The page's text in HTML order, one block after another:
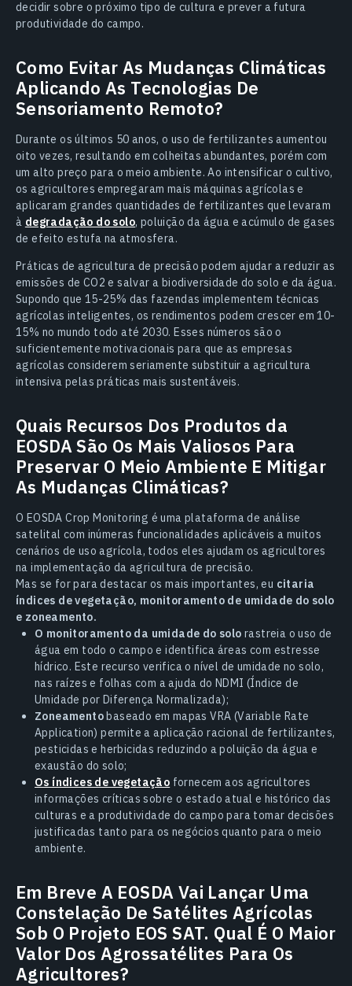
decidir sobre o próximo tipo de cultura e prever a futura
produtividade do campo.
Como Evitar As Mudanças Climáticas
Aplicando As Tecnologias De
Sensoriamento Remoto?
Durante os últimos 50 anos, o uso de fertilizantes aumentou
oito vezes, resultando em colheitas abundantes, porém com
um alto preço para o meio ambiente. Ao intensificar o cultivo,
os agricultores empregaram mais máquinas agrícolas e
aplicaram grandes quantidades de fertilizantes que levaram
à degradação do solo, poluição da água e acúmulo de gases
de efeito estufa na atmosfera.
Práticas de agricultura de precisão podem ajudar a reduzir as
emissões de CO2 e salvar a biodiversidade do solo e da água.
Supondo que 15-25% das fazendas implementem técnicas
agrícolas inteligentes, os rendimentos podem crescer em 10-
15% no mundo todo até 2030. Esses números são o
suficientemente motivacionais para que as empresas
agrícolas considerem seriamente substituir a agricultura
intensiva pelas práticas mais sustentáveis.
Quais Recursos Dos Produtos da
EOSDA São Os Mais Valiosos Para
Preservar O Meio Ambiente E Mitigar
As Mudanças Climáticas?
O EOSDA Crop Monitoring é uma plataforma de análise
satelital com inúmeras funcionalidades aplicáveis a muitos
cenários de uso agrícola, todos eles ajudam os agricultores
na implementação da agricultura de precisão.
Mas se for para destacar os mais importantes, eu citaria
índices de vegetação, monitoramento de umidade do solo
e zoneamento.
O monitoramento da umidade do solo rastreia o uso de
água em todo o campo e identifica áreas com estresse
hídrico. Este recurso verifica o nível de umidade no solo,
nas raízes e folhas com a ajuda do NDMI (Índice de
Umidade por Diferença Normalizada);
Zoneamentobaseado em mapas VRA (Variable Rate
Application) permite a aplicação racional de fertilizantes,
pesticidas e herbicidas reduzindo a poluição da água e
exaustão do solo;
Os índices de vegetação fornecem aos agricultores
informações críticas sobre o estado atual e histórico das
culturas e a produtividade do campo para tomar decisões
justificadas tanto para os negócios quanto para o meio
ambiente.
Em Breve A EOSDA Vai Lançar Uma
Constelação De Satélites Agrícolas
Sob O Projeto EOS SAT. Qual É O Maior
Valor Dos Agrossatélites Para Os
Agricultores?